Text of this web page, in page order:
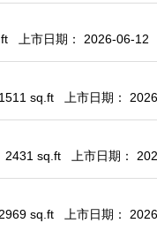
上市日期： 2026-06-12
sq.ft 上市日期：
2431 sq.ft 上市日期：
sq.ft 上市日期：